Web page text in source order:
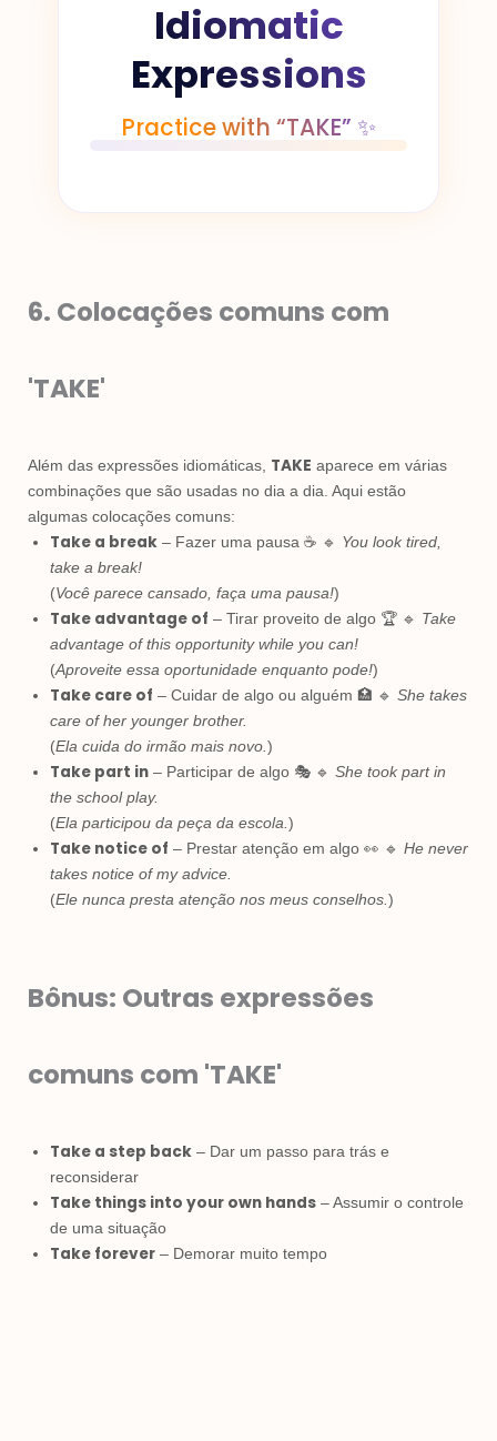
Idiomatic
Expressions
Practice with “TAKE” ✨
6. Colocações comuns com
'TAKE'
Além das expressões idiomáticas, TAKE aparece em várias
combinações que são usadas no dia a dia. Aqui estão
algumas colocações comuns:
Take a break – Fazer uma pausa ☕ 🔹 You look tired,
take a break!
(Você parece cansado, faça uma pausa!)
Take advantage of – Tirar proveito de algo 🏆 🔹 Take
advantage of this opportunity while you can!
(Aproveite essa oportunidade enquanto pode!)
Take care of – Cuidar de algo ou alguém 🏥 🔹 She takes
care of her younger brother.
(Ela cuida do irmão mais novo. )
Take part in – Participar de algo 🎭 🔹 She took part in
the school play.
(Ela participou da peça da escola. )
Take notice of – Prestar atenção em algo 👀 🔹 He never
takes notice of my advice.
(Ele nunca presta atenção nos meus conselhos. )
Bônus: Outras expressões
comuns com 'TAKE'
Take a step back – Dar um passo para trás e
reconsiderar
Take things into your own hands – Assumir o controle
de uma situação
Take forever – Demorar muito tempo